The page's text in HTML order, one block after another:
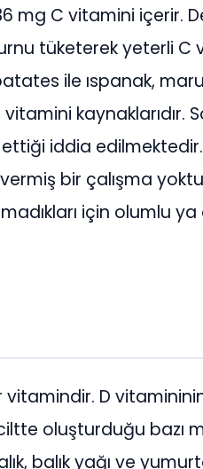
mg C vitamini içerir.
tüketerek yeterli C
ile ıspanak,
kaynaklarıdır.
iddia
bir çalışma
için olumlu
D
ciltte oluşturduğu bazı
balık yağı ve